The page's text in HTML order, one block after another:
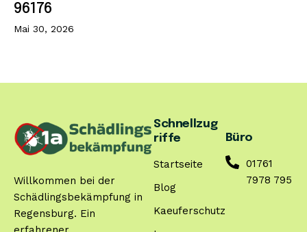
96176
Mai 30, 2026
Willkommen bei der
Schädlingsbekämpfung in
Regensburg. Ein
Schnellzug
riffe
Startseite
Blog
Kaeuferschutz
Büro
01761
7978 795